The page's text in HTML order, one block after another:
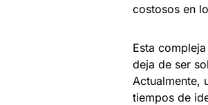
costosos en
Esta
deja de ser
Actualmente,
tiempos de